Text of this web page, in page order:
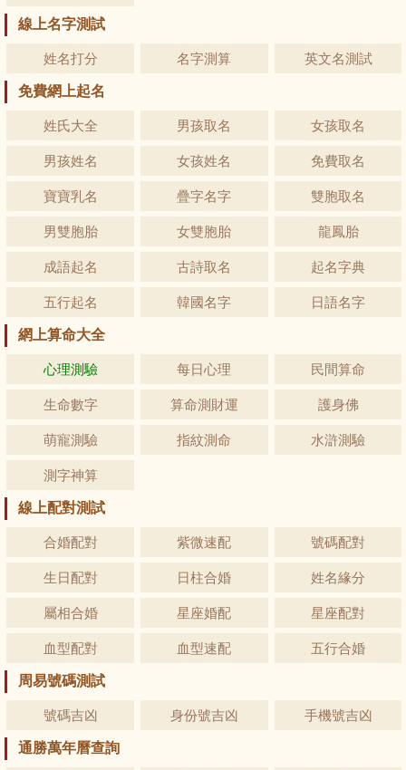
線上名字測試
姓名打分 名字測算 英文名測試
免費網上起名
姓氏大全 男孩取名 女孩取名
男孩姓名 女孩姓名 免費取名
寶寶乳名 疊字名字 雙胞取名
男雙胞胎 女雙胞胎 龍鳳胎
成語起名 古詩取名 起名字典
五行起名 韓國名字 日語名字
網上算命大全
心理測驗 每日心理 民間算命
生命數字 算命測財運 護身佛
萌寵測驗 指紋測命 水滸測驗
測字神算
線上配對測試
合婚配對 紫微速配 號碼配對
生日配對 日柱合婚 姓名緣分
屬相合婚 星座婚配 星座配對
血型配對 血型速配 五行合婚
周易號碼測試
號碼吉凶 身份號吉凶 手機號吉凶
通勝萬年曆查詢